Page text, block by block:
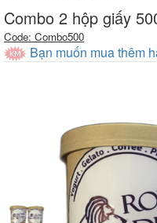
Combo 2 hộp giấy
Code: Combo500
Bạn muốn mua thêm